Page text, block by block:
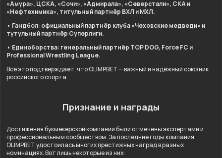
«Амура», ЦСКА, «Сочи», «Адмирала», «Северстали», СКА и
«Нефтехимика», титульный партнёр ВХЛ и МХЛ.
• Гандбол: официальный партнёр клуба «Чеховские медведи» и
тутульный партнёр Суперлиги.
• Единоборства: генеральный партнёр TOP DOG, Force FC и
Professional Wrestling League.
Всё это подтверждает, что OLIMPBET — важный и надёжный союзник
российского спорта.
Признание и награды
Достижения букмекерской компании были отмечены экспертами и
профессиональным сообществом. За последние годы компания
OLIMPBET удостоилась многих престижных наград в разных
номинациях. Вот лишь некоторые из них: